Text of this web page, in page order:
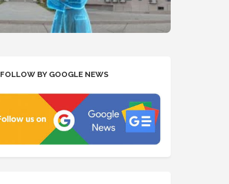
FOLLOW BY GOOGLE NEWS